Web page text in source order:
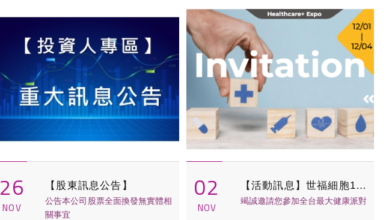
26
NOV
【股東訊息公告】
公告本公司股票全面換發無實體相
關事宜
02
NOV
【活動訊息】世福細胞12/01-12/0...
竭誠邀請您參加全台最大健康派對